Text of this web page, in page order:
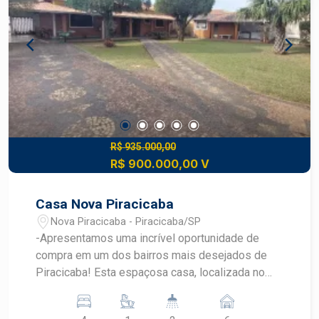
acabamento em porcelanato, sistema de
segurança com câmeras e cerca elétrica e placas
fotovoltaicas. Construa o seu futuro com quem é
agente de desenvolvimento do mercado
imobiliário de Piracicaba. Agende sua visita!
R$ 935.000,00
R$ 900.000,00 V
Casa Nova Piracicaba
Nova Piracicaba - Piracicaba/SP
-Apresentamos uma incrível oportunidade de
compra em um dos bairros mais desejados de
Piracicaba! Esta espaçosa casa, localizada no
buscam conforto, espaço e qualidade de vida. -